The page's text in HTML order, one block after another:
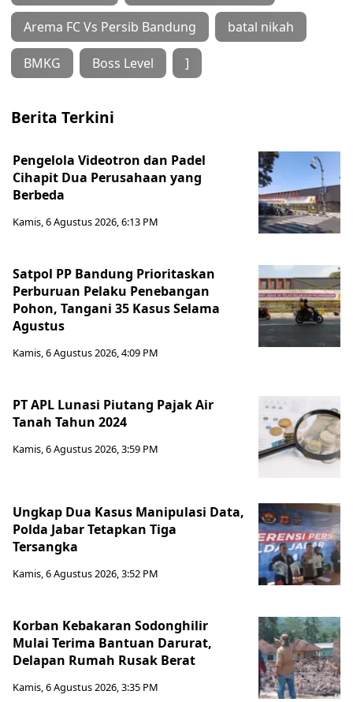
Arema FC Vs Persib Bandung batal nikah
BMKG Boss Level ]
Berita Terkini
Pengelola Videotron dan Padel
Cihapit Dua Perusahaan yang
Berbeda
Kamis, 6 Agustus 2026, 6:13 PM
Satpol PP Bandung Prioritaskan
Perburuan Pelaku Penebangan
Pohon, Tangani 35 Kasus Selama
Agustus
Kamis, 6 Agustus 2026, 4:09 PM
PT APL Lunasi Piutang Pajak Air
Tanah Tahun 2024
Kamis, 6 Agustus 2026, 3:59 PM
Ungkap Dua Kasus Manipulasi Data,
Polda Jabar Tetapkan Tiga
Tersangka
Kamis, 6 Agustus 2026, 3:52 PM
Korban Kebakaran Sodonghilir
Mulai Terima Bantuan Darurat,
Delapan Rumah Rusak Berat
Kamis, 6 Agustus 2026, 3:35 PM